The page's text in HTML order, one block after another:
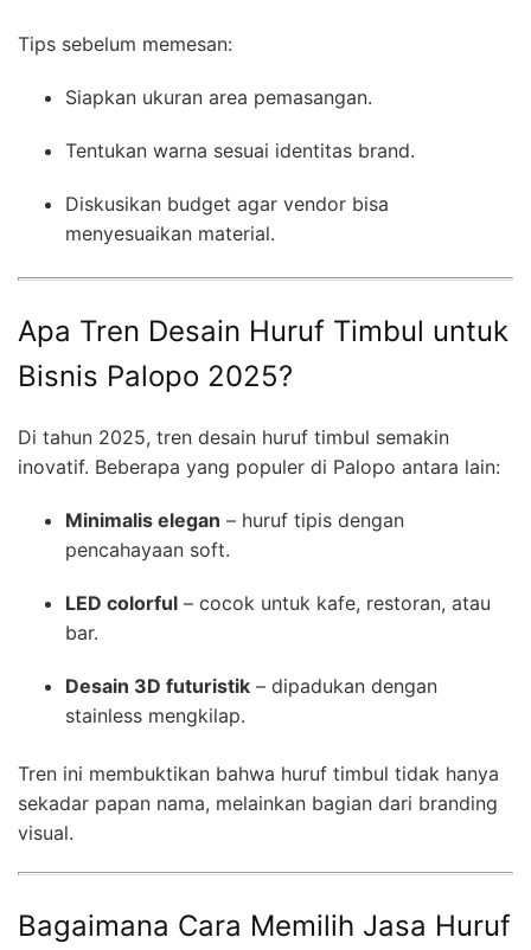
Tips sebelum memesan:
Siapkan ukuran area pemasangan.
Tentukan warna sesuai identitas brand.
Diskusikan budget agar vendor bisa
menyesuaikan material.
Apa Tren Desain Huruf Timbul untuk
Bisnis Palopo 2025?
Di tahun 2025, tren desain huruf timbul semakin
inovatif. Beberapa yang populer di Palopo antara lain:
Minimalis elegan – huruf tipis dengan
pencahayaan soft.
LED colorful – cocok untuk kafe, restoran, atau
bar.
Desain 3D futuristik – dipadukan dengan
stainless mengkilap.
Tren ini membuktikan bahwa huruf timbul tidak hanya
sekadar papan nama, melainkan bagian dari branding
visual.
Bagaimana Cara Memilih Jasa Huruf